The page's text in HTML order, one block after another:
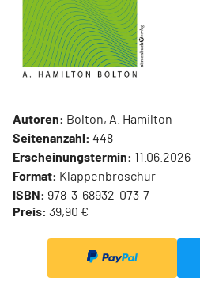
Autoren: Bolton, A. Hamilton
Seitenanzahl: 448
Erscheinungstermin: 11.06.2026
Format: Klappenbroschur
ISBN: 978-3-68932-073-7
Preis: 39,90 €